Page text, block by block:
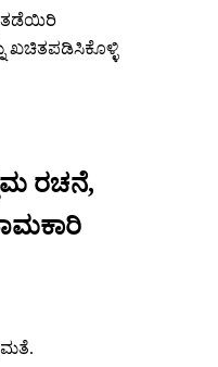
ತಡೆಯಿರಿ
ಖಚಿತಪಡಿಸಿಕೊಳ್ಳಿ
ರಚನೆ,